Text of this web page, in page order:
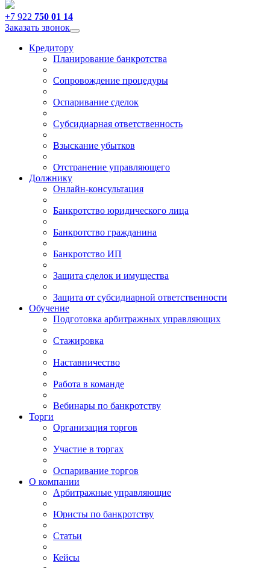
+7 922 750 01 14
Заказать звонок
Кредитору
Планирование банкротства
Сопровождение процедуры
Оспаривание сделок
Субсидиарная ответственность
Взыскание убытков
Отстранение управляющего
Должнику
Онлайн-консультация
Банкротство юридического лица
Банкротство гражданина
Банкротство ИП
Защита сделок и имущества
Защита от субсидиарной ответственности
Обучение
Подготовка арбитражных управляющих
Стажировка
Наставничество
Работа в команде
Вебинары по банкротству
Торги
Организация торгов
Участие в торгах
Оспаривание торгов
О компании
Арбитражные управляющие
Юристы по банкротству
Статьи
Кейсы